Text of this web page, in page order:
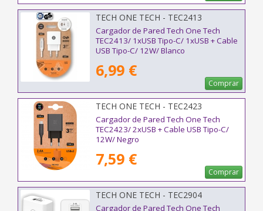
TECH ONE TECH - TEC2413
Cargador de Pared Tech One Tech
TEC2413/ 1xUSB Tipo-C/ 1xUSB + Cable
USB Tipo-C/ 12W/ Blanco
6,99 €
Comprar
TECH ONE TECH - TEC2423
Cargador de Pared Tech One Tech
TEC2423/ 2xUSB + Cable USB Tipo-C/
12W/ Negro
7,59 €
Comprar
TECH ONE TECH - TEC2904
Cargador de Pared Tech One Tech